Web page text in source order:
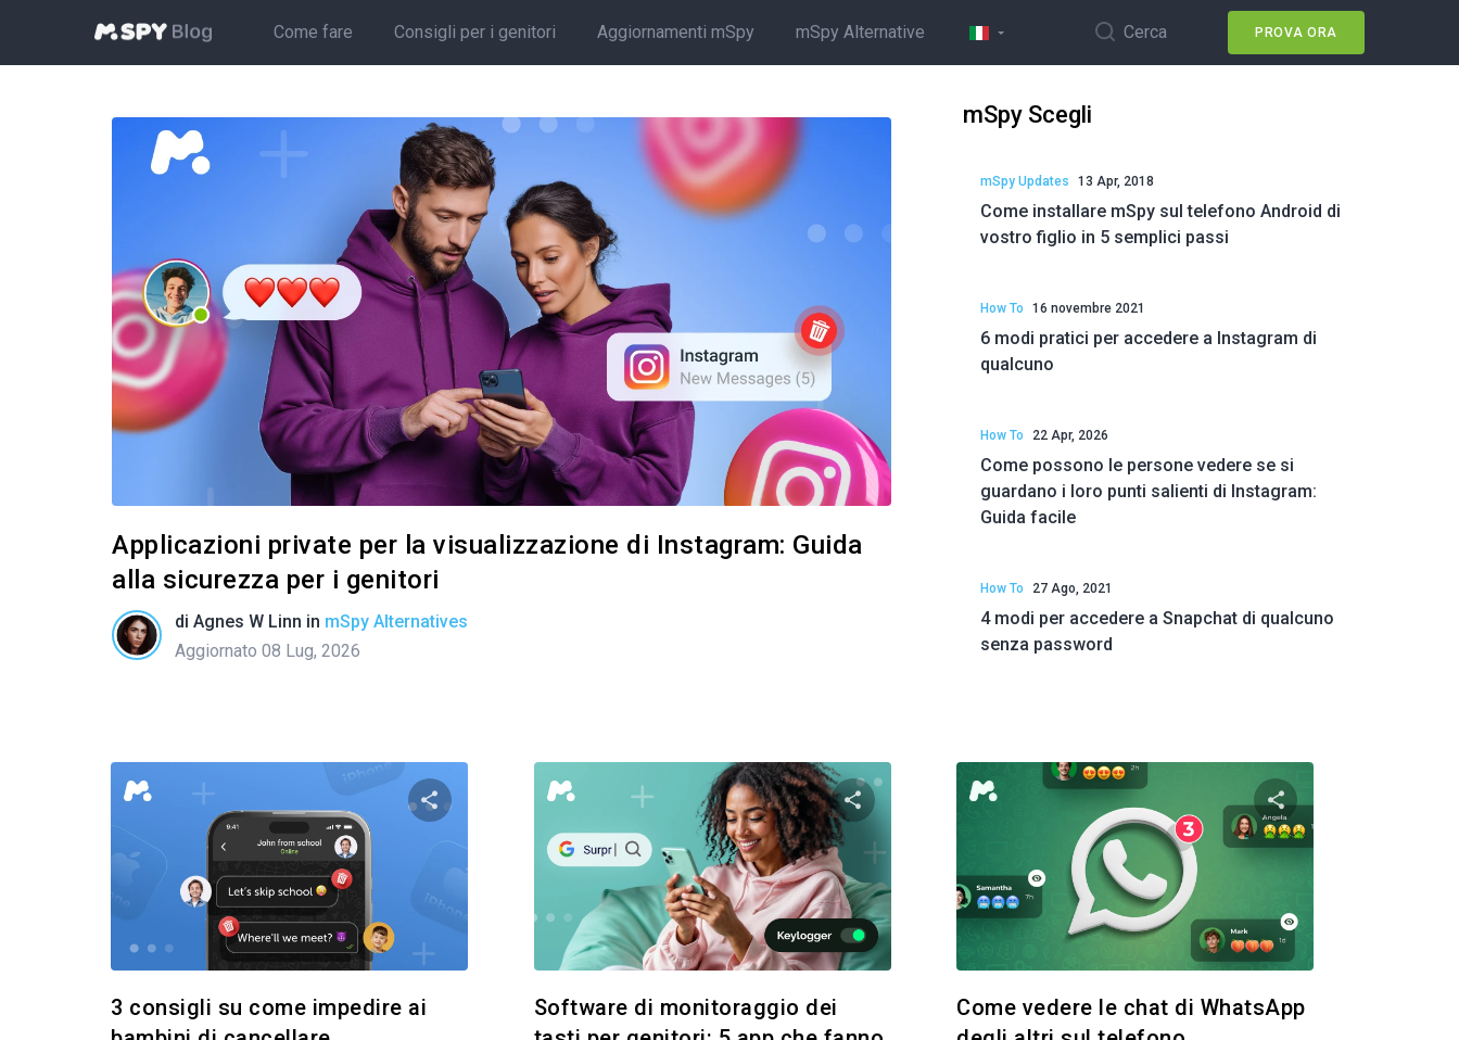
Come fare Consigli per i genitori Aggiornamenti mSpy mSpy Alternative Cerca PROVA ORA
Applicazioni private per la visualizzazione di Instagram: Guida
alla sicurezza per i genitori
di Agnes W Linn in mSpy Alternatives
Aggiornato 08 Lug, 2026
mSpy Scegli
mSpy Updates 13 Apr, 2018
Come installare mSpy sul telefono Android di
vostro figlio in 5 semplici passi
How To 16 novembre 2021
6 modi pratici per accedere a Instagram di
qualcuno
How To 22 Apr, 2026
Come possono le persone vedere se si
guardano i loro punti salienti di Instagram:
Guida facile
How To 27 Ago, 2021
4 modi per accedere a Snapchat di qualcuno
senza password
Condividi questo articolo
Copia link
3 consigli su come impedire ai
Condividi questo articolo
Twitter
Software di monitoraggio dei
Condividi questo
Twitter
Come vedere le chat di WhatsApp